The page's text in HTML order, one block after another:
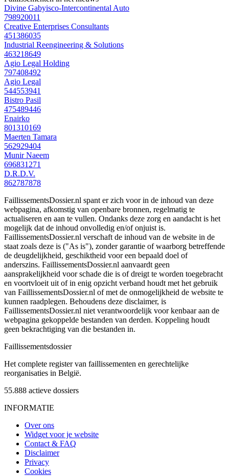
Divine Gabyisco-Intercontinental Auto
798920011
Creative Enterprises Consultants
451386035
Industrial Reengineering & Solutions
463218649
Agio Legal Holding
797408492
Agio Legal
544553941
Bistro Pasil
475489446
Enairko
801310169
Maerten Tamara
562929404
Munir Naeem
696831271
D.R.D.V.
862787878
FaillissementsDossier.nl spant er zich voor in de inhoud van deze
webpagina, afkomstig van openbare bronnen, regelmatig te
actualiseren en aan te vullen. Ondanks deze zorg en aandacht is het
mogelijk dat de inhoud onvolledig en/of onjuist is.
FaillissementsDossier.nl verschaft de inhoud van de website in de
staat zoals deze is ("As is"), zonder garantie of waarborg betreffende
de deugdelijkheid, geschiktheid voor een bepaald doel of
anderszins. FaillissementsDossier.nl aanvaardt geen
aansprakelijkheid voor schade die is of dreigt te worden toegebracht
en voortvloeit uit of in enig opzicht verband houdt met het gebruik
van FaillissementsDossier.nl of met de onmogelijkheid de website te
kunnen raadplegen. Behoudens deze disclaimer, is
FaillissementsDossier.nl niet verantwoordelijk voor kenbaar aan de
webpagina gekoppelde bestanden van derden. Koppeling houdt
geen bekrachtiging van die bestanden in.
Faillissementsdossier
Het complete register van faillissementen en gerechtelijke
reorganisaties in België.
55.888 actieve dossiers
INFORMATIE
Over ons
Widget voor je website
Contact & FAQ
Disclaimer
Privacy
Cookies